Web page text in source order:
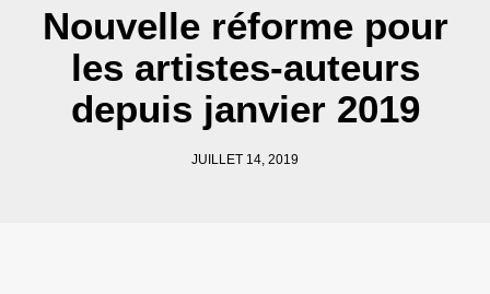
Nouvelle réforme pour
les artistes-auteurs
depuis janvier 2019
JUILLET 14, 2019